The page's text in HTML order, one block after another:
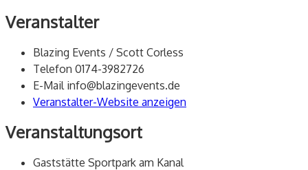
Veranstalter
Blazing Events / Scott Corless
Telefon 0174-3982726
E-Mail info@blazingevents.de
Veranstalter-Website anzeigen
Veranstaltungsort
Gaststätte Sportpark am Kanal